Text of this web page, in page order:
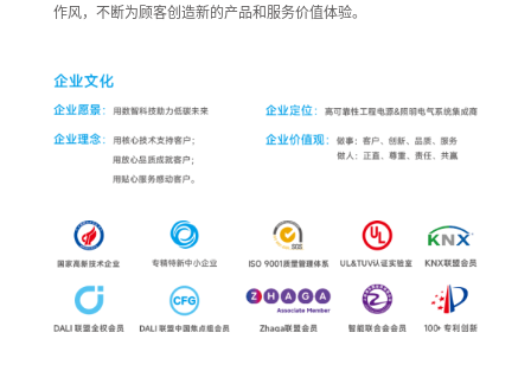
作风，不断为顾客创造新的产品和服务价值体验。